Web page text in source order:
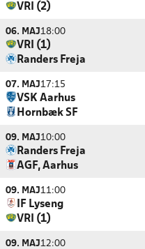
VRI (2)
06. MAJ18:00
VRI (1)
Randers Freja
07. MAJ17:15
VSK Aarhus
Hornbæk SF
09. MAJ10:00
Randers Freja
AGF, Aarhus
09. MAJ11:00
IF Lyseng
VRI (1)
09. MAJ12:00